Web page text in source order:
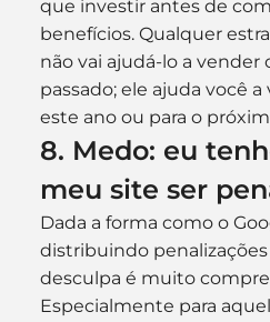
que investir antes de
benefícios. Qualquer
não vai ajudá-lo a
passado; ele ajuda você
este ano ou para o
8. Medo: eu
meu site ser
Dada a forma como o
distribuindo penalizações
desculpa é muito
Especialmente para